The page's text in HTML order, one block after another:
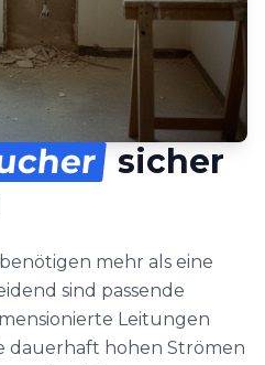
sicher
mehr als eine
sind passende
Leitungen
dauerhaft hohen Strömen